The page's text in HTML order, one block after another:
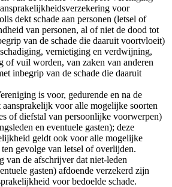
voor
dekt schade aan personen (letsel of
van personen, al of niet de dood tot
van de schade die daaruit voortvloeit)
vernietiging en verdwijning,
of vuil worden, van zaken van anderen
inbegrip van de schade die daaruit
is voor, gedurende en na de
voor alle mogelijke soorten
of diefstal van persoonlijke voorwerpen)
en eventuele gasten); deze
geldt ook voor alle mogelijke
ten gevolge van letsel of overlijden.
van de afschrijver dat niet-leden
gasten) afdoende verzekerd zijn
voor bedoelde schade.